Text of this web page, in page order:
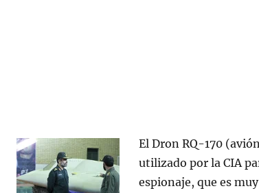
El Dron RQ-170
utilizado por la CIA
espionaje, que es